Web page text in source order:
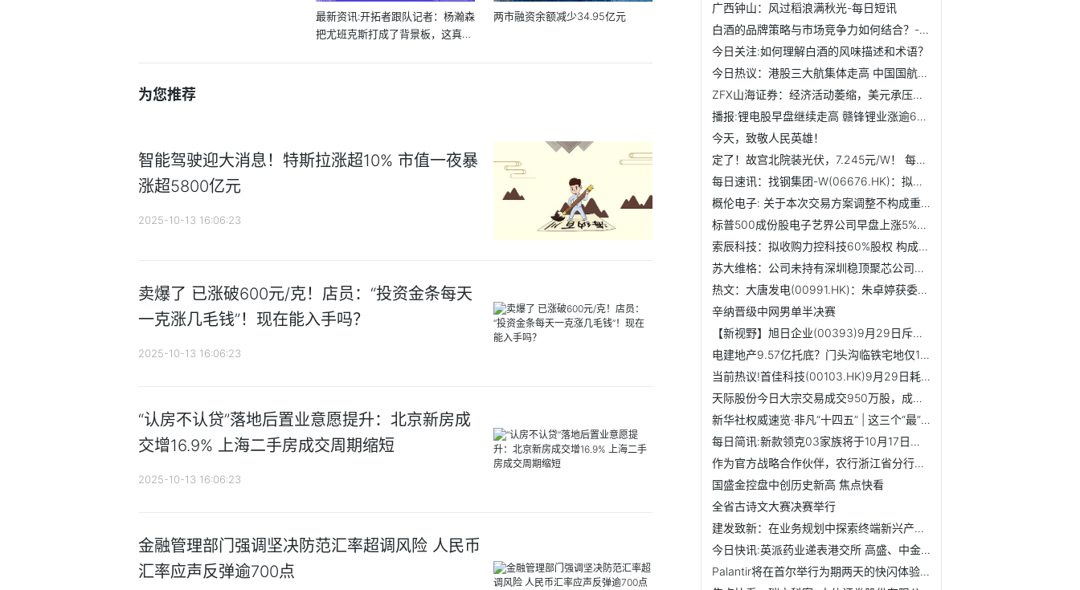
最新资讯:开拓者跟队记者：杨瀚森
把尤班克斯打成了背景板，这真是
两市融资余额减少34.95亿元
为您推荐
智能驾驶迎大消息！特斯拉涨超10% 市值一夜暴
涨超5800亿元
2025-10-13 16:06:23
卖爆了 已涨破600元/克！店员：“投资金条每天
一克涨几毛钱”！现在能入手吗？
2025-10-13 16:06:23
“认房不认贷”落地后置业意愿提升：北京新房成
交增16.9% 上海二手房成交周期缩短
2025-10-13 16:06:23
金融管理部门强调坚决防范汇率超调风险 人民币
汇率应声反弹逾700点
广西钟山：风过稻浪满秋光-每日短讯
白酒的品牌策略与市场竞争力如何结合？-每日快报
今日关注:如何理解白酒的风味描述和术语？
今日热议：港股三大航集体走高 中国国航涨3.23%
ZFX山海证券：经济活动萎缩，美元承压走弱
播报:锂电股早盘继续走高 赣锋锂业涨逾6%天齐锂业涨逾4%
今天，致敬人民英雄！
定了！故宫北院装光伏，7.245元/W！ 每日热闻
每日速讯：找钢集团-W(06676.HK)：拟在公开市场上进行股份购回
概伦电子: 关于本次交易方案调整不构成重大调整的公告内容摘要
标普500成份股电子艺界公司早盘上涨5%，该公司将被收购_每日关注
索辰科技：拟收购力控科技60%股权 构成重大资产重组 信息
苏大维格：公司未持有深圳稳顶聚芯公司股权
热文：大唐发电(00991.HK)：朱卓婷获委任为联席公司秘书
辛纳晋级中网男单半决赛
【新视野】旭日企业(00393)9月29日斥资1.55万港元回购1.2万股
电建地产9.57亿托底？门头沟临铁宅地仅1家报价 观速讯
当前热议!首佳科技(00103.HK)9月29日耗资620.58万港元回购800万股
天际股份今日大宗交易成交950万股，成交额1.56亿元
新华社权威速览·非凡“十四五” | 这三个“最”，凸显治水...
每日简讯:新款领克03家族将于10月17日上市 增加极光银/哑光灰车色
作为官方战略合作伙伴，农行浙江省分行惊艳亮相第四届数贸会
国盛金控盘中创历史新高 焦点快看
全省古诗文大赛决赛举行
建发致新：在业务规划中探索终端新兴产品或者业务模式的可能性
今日快讯:英派药业递表港交所 高盛、中金为联席保荐人
Palantir将在首尔举行为期两天的快闪体验活动|动态焦点